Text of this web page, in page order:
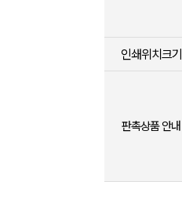
인쇄위치크기
판촉상품 안내